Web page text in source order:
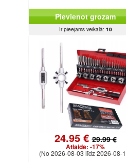
Pievienot grozam
Ir pieejams veikalā: 10
24.95 €29.99 €
Atlaide: -17%
(No 2026-08-03 līdz 2026-08-